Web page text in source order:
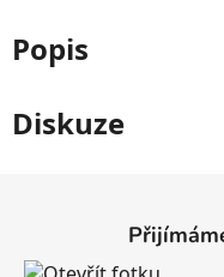
Popis
Diskuze